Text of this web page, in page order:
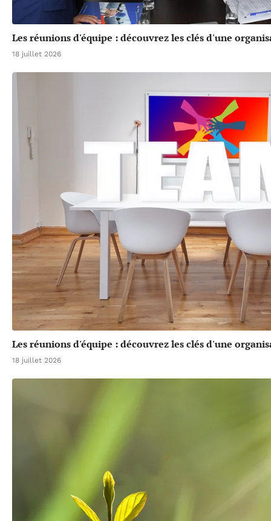
Les réunions d'équipe : découvrez les clés d'une
18 juillet 2026
Les réunions d'équipe : découvrez les clés d'une
18 juillet 2026